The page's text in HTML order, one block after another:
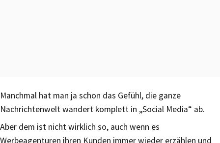
Manchmal hat man ja schon das Gefühl, die ganze
Nachrichtenwelt wandert komplett in „Social Media“ ab.
Aber dem ist nicht wirklich so, auch wenn es
Werbeagenturen ihren Kunden immer wieder erzählen und